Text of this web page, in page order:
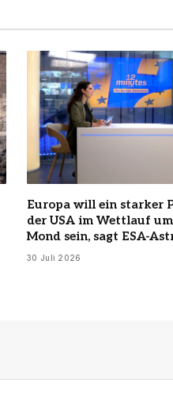
Europa will ein starker
der USA im Wettlauf
Mond sein, sagt ESA-
30 Juli 2026